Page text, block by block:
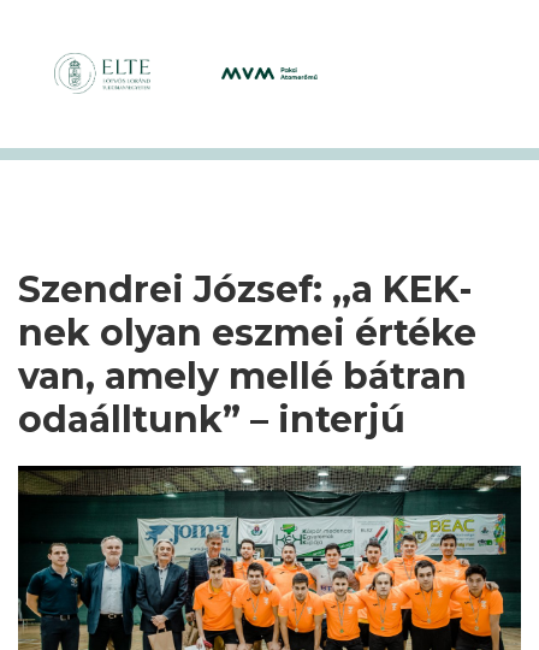
Szendrei József: ,,a KEK-
nek olyan eszmei értéke
van, amely mellé bátran
odaálltunk” – interjú